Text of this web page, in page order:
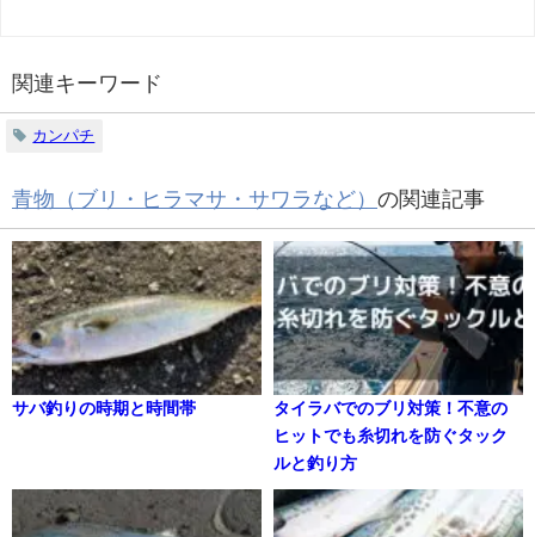
関連キーワード
カンパチ
青物（ブリ・ヒラマサ・サワラなど） の関連記事
サバ釣りの時期と時間帯
タイラバでのブリ対策！不意の
ヒットでも糸切れを防ぐタック
ルと釣り方